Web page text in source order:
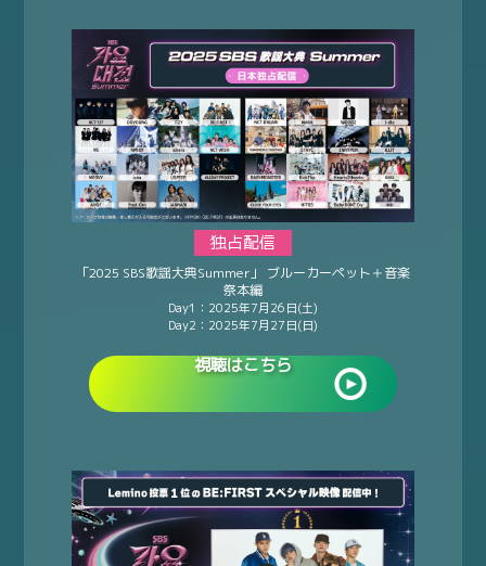
独占配信
「2025 SBS歌謡大典Summer」 ブルーカーペット＋音楽
祭本編
Day1：2025年7月26日(土)
Day2：2025年7月27日(日)
視聴はこちら